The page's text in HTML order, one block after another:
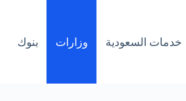
خدمات السعودية وزارات بنوك